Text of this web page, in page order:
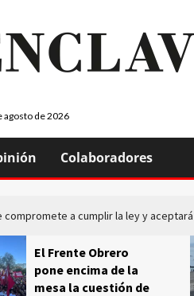
agosto de 2026
Colaboradores
compromete a cumplir la ley y
El Frente Obrero
pone encima de la
mesa la cuestión de